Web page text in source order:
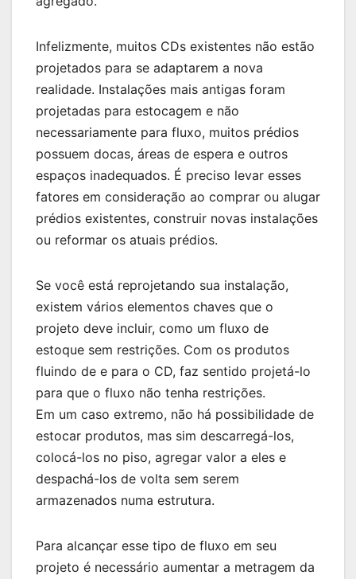
Infelizmente, muitos CDs existentes não estão
projetados para se adaptarem a nova
realidade. Instalações mais antigas foram
projetadas para estocagem e não
necessariamente para fluxo, muitos prédios
possuem docas, áreas de espera e outros
espaços inadequados. É preciso levar esses
fatores em consideração ao comprar ou alugar
prédios existentes, construir novas instalações
ou reformar os atuais prédios.
Se você está reprojetando sua instalação,
existem vários elementos chaves que o
projeto deve incluir, como um fluxo de
estoque sem restrições. Com os produtos
fluindo de e para o CD, faz sentido projetá-lo
para que o fluxo não tenha restrições.
Em um caso extremo, não há possibilidade de
estocar produtos, mas sim descarregá-los,
colocá-los no piso, agregar valor a eles e
despachá-los de volta sem serem
armazenados numa estrutura.
Para alcançar esse tipo de fluxo em seu
projeto é necessário aumentar a metragem da